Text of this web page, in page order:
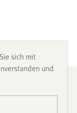
sich mit
und